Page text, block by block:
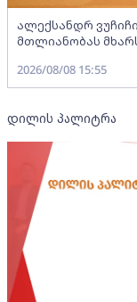
ალექსანდრ
მთლიანობას
2026/08/08 15:55
დილის პალიტრა